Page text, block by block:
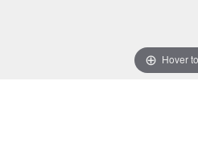
Hover